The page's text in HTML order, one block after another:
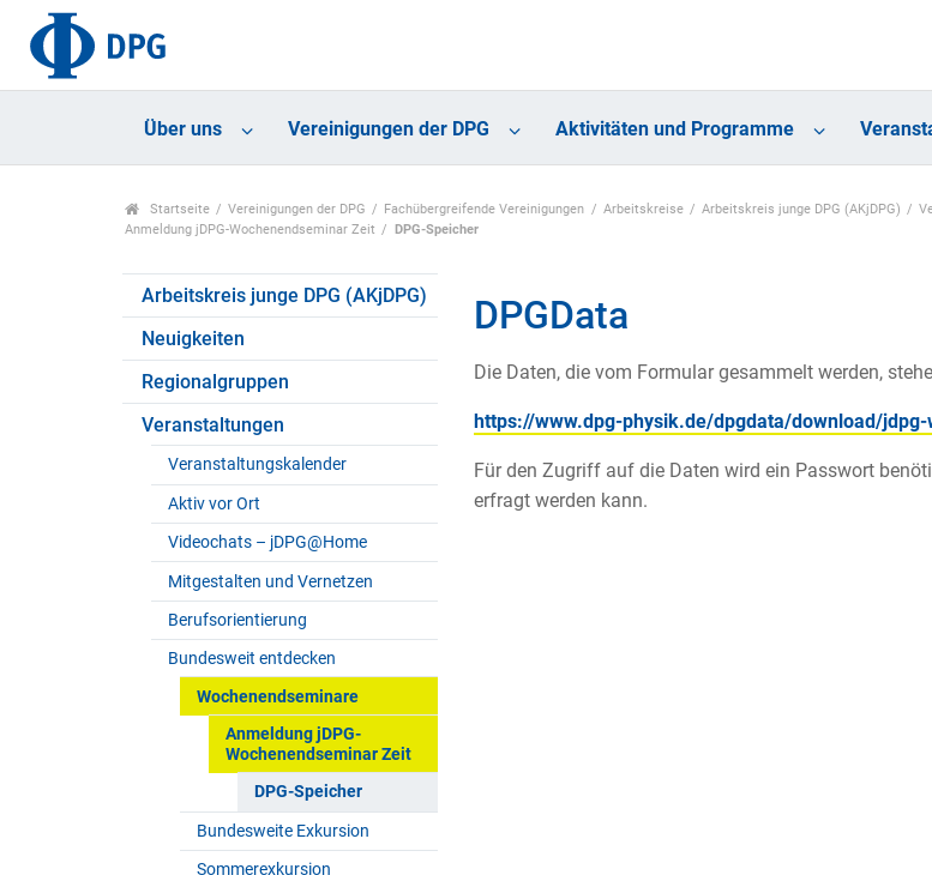
Über uns Vereinigungen der DPG Aktivitäten und Programme
Startseite Vereinigungen der DPG Fachübergreifende Vereinigungen Arbeitskreise Arbeitskreis junge DPG (AKjDPG)
Anmeldung jDPG-Wochenendseminar Zeit
DPG-Speicher
Arbeitskreis junge DPG (AKjDPG)
Neuigkeiten
Regionalgruppen
Veranstaltungen
Veranstaltungskalender
Aktiv vor Ort
Videochats – jDPG@Home
Mitgestalten und Vernetzen
Berufsorientierung
Bundesweit entdecken
Wochenendseminare
Anmeldung jDPG-
Wochenendseminar Zeit
DPG-Speicher
Bundesweite Exkursion
Sommerexkursion
DPGData
Die Daten, die vom Formular gesammelt werden,
https://www.dpg-physik.de/dpgdata/download/
Für den Zugriff auf die Daten wird ein Passwort
erfragt werden kann.